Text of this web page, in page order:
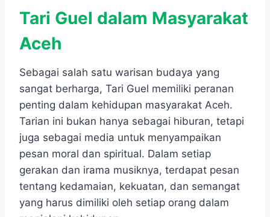
Tari Guel dalam Masyarakat
Aceh
Sebagai salah satu warisan budaya yang
sangat berharga, Tari Guel memiliki peranan
penting dalam kehidupan masyarakat Aceh.
Tarian ini bukan hanya sebagai hiburan, tetapi
juga sebagai media untuk menyampaikan
pesan moral dan spiritual. Dalam setiap
gerakan dan irama musiknya, terdapat pesan
tentang kedamaian, kekuatan, dan semangat
yang harus dimiliki oleh setiap orang dalam